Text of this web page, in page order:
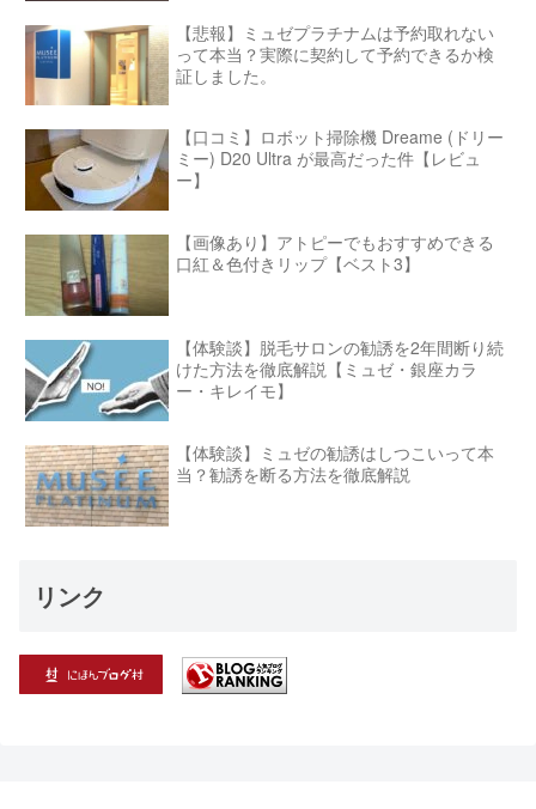
【悲報】ミュゼプラチナムは予約取れない
って本当？実際に契約して予約できるか検
証しました。
【口コミ】ロボット掃除機 Dreame (ドリー
ミー) D20 Ultra が最高だった件【レビュ
ー】
【画像あり】アトピーでもおすすめできる
口紅＆色付きリップ【ベスト3】
【体験談】脱毛サロンの勧誘を2年間断り続
けた方法を徹底解説【ミュゼ・銀座カラ
ー・キレイモ】
【体験談】ミュゼの勧誘はしつこいって本
当？勧誘を断る方法を徹底解説
リンク